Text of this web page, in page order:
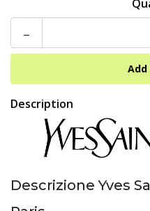
-
Description
Descrizione Yves